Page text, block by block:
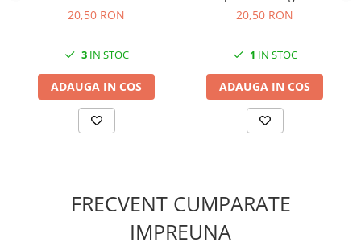
20,50 RON
3IN STOC
ADAUGA IN COS
20,50 RON
1 IN STOC
ADAUGA IN COS
FRECVENT CUMPARATE
IMPREUNA